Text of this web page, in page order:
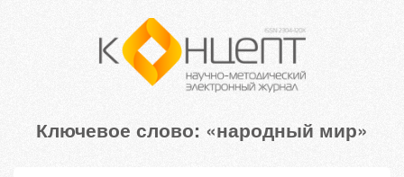
Ключевое слово: «народный мир»